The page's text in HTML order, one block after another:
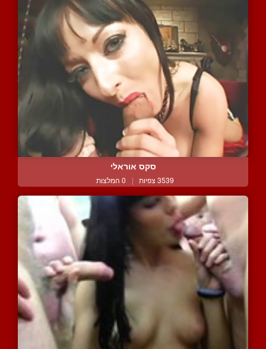
סקס אוראלי
3539 צפיות | 0 המלצות